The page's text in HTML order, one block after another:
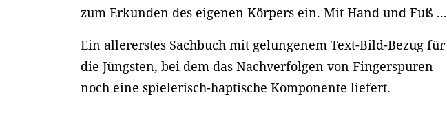
zum Erkunden des eigenen Körpers ein. Mit Hand und Fuß ...
Ein allererstes Sachbuch mit gelungenem Text-Bild-Bezug für
die Jüngsten, bei dem das Nachverfolgen von Fingerspuren
noch eine spielerisch-haptische Komponente liefert.